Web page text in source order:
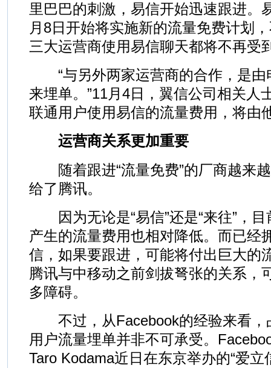
里巴巴的刺激，易信开始迅速跟进。
月8日开始将实施新的流量免费计划
三大运营商使用易信聊天都将不再受
“与另外两家运营商的合作，是由
来埋单。”11月4日，翼信公司相关人
联通用户使用易信的流量费用，将由
运营商关系更加重要
随着跟进“流量免费”的厂商越来
给了腾讯。
因为无论是“易信”还是“来往”，目
产生的流量费用也相对降低。而已经
信，如果要跟进，可能将付出巨大的
腾讯与中移动之前剑拔弩张的关系，
多障碍。
不过，从Facebook的经验来看，
用户流量埋单并非不可承受。
Taro Kodama近日在东京举办的“爱立